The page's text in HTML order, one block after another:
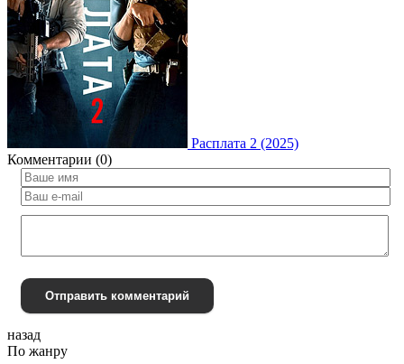
Расплата 2 (2025)
Комментарии (0)
Отправить комментарий
назад
По жанру